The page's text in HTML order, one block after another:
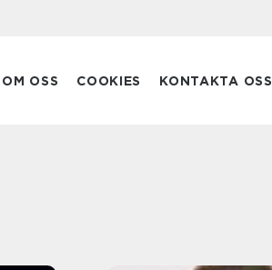
OM OSS COOKIES KONTAKTA OSS